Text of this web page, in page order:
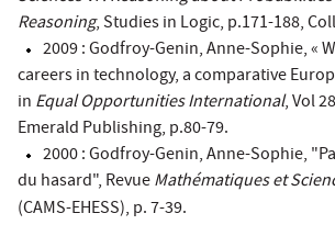
Reasoning, Studies in Logic, p.171-188,
2009 : Godfroy-Genin, Anne-Sophie, «
careers in technology, a comparative
in Equal Opportunities International, Vol
Emerald Publishing, p.80-79.
2000 : Godfroy-Genin, Anne-Sophie,
du hasard", RevueMathématiques et
(CAMS-EHESS), p. 7-39.